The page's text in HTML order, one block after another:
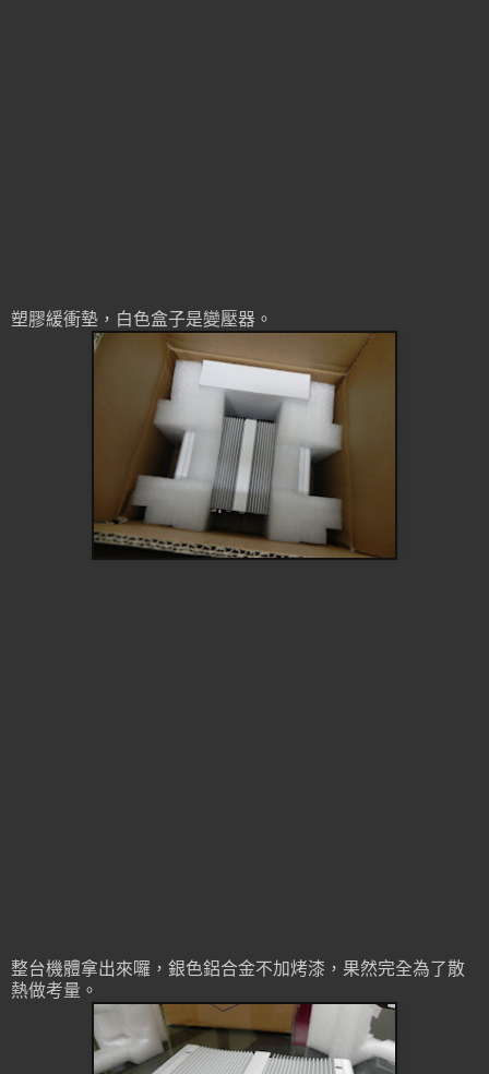
塑膠緩衝墊，白色盒子是變壓器。
整台機體拿出來囉，銀色鋁合金不加烤漆，果然完全為了散
熱做考量。